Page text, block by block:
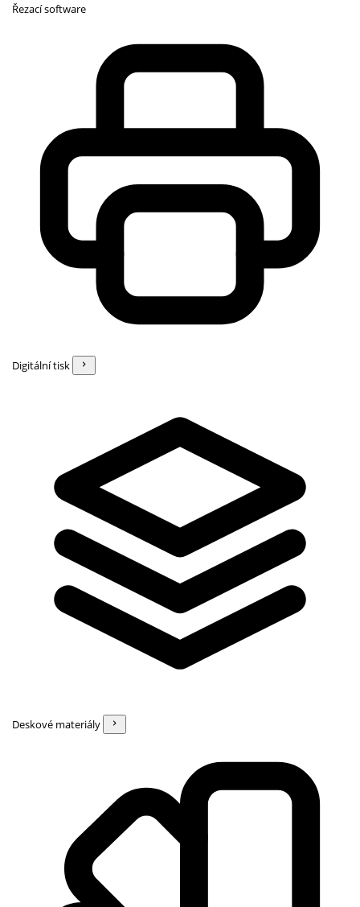
Řezací software
Digitální tisk
Deskové materiály